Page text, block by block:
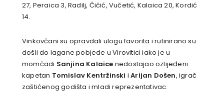
27, Peraica 3, Radilj, Čičić, Vučetić, Kalaica 20, Kordić
14.
Vinkovčani su opravdali ulogu favorita i rutinirano su
došli do lagane pobjede u Virovitici iako je u
momčadi Sanjina Kalaice nedostajao ozlijeđeni
kapetan Tomislav Kentržinski iArijan Došen, igrač
zaštićenog godišta i mladi reprezentativac.